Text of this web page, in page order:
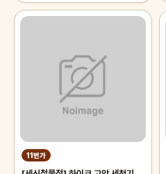
11번가